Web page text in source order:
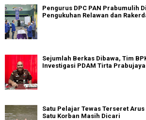
Pengurus DPC PAN Prabumulih
Pengukuhan Relawan dan
Sejumlah Berkas Dibawa, Tim
Investigasi PDAM Tirta Prabujaya
Satu Pelajar Tewas Terseret
Satu Korban Masih Dicari